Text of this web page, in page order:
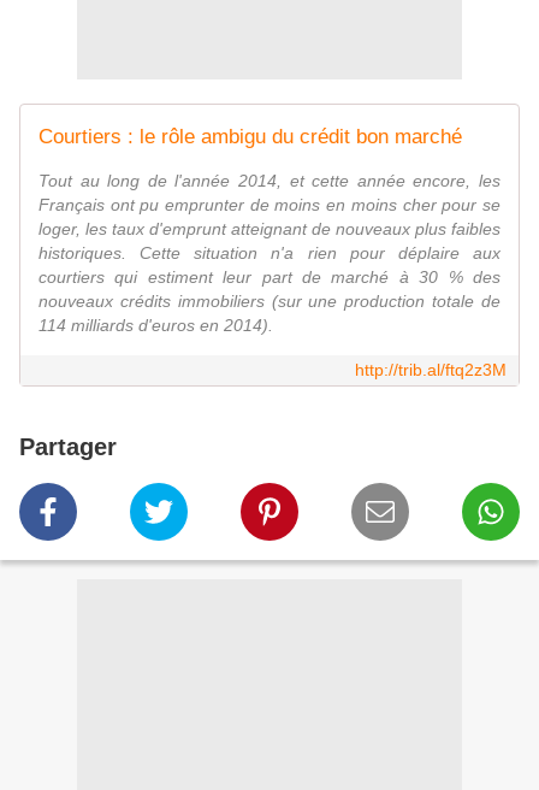
Courtiers : le rôle ambigu du crédit bon marché
Tout au long de l'année 2014, et cette année encore, les
Français ont pu emprunter de moins en moins cher pour se
loger, les taux d'emprunt atteignant de nouveaux plus faibles
historiques. Cette situation n'a rien pour déplaire aux
courtiers qui estiment leur part de marché à 30 % des
nouveaux crédits immobiliers (sur une production totale de
114 milliards d'euros en 2014).
http://trib.al/ftq2z3M
Partager